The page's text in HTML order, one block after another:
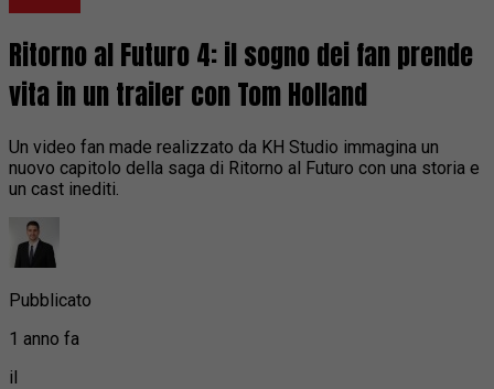
Ritorno al Futuro 4: il sogno dei fan prende
vita in un trailer con Tom Holland
Un video fan made realizzato da KH Studio immagina un
nuovo capitolo della saga di Ritorno al Futuro con una storia e
un cast inediti.
Pubblicato
1 anno fa
il